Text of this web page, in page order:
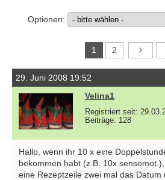
Optionen:
1 2
29. Juni 2008 19:52
Velina1
Registriert seit:
Beiträge: 128
Hallo, wenn ihr 10 x eine
bekommen habt (z.B. 10x
eine Rezeptzeile zwei mal das Datum